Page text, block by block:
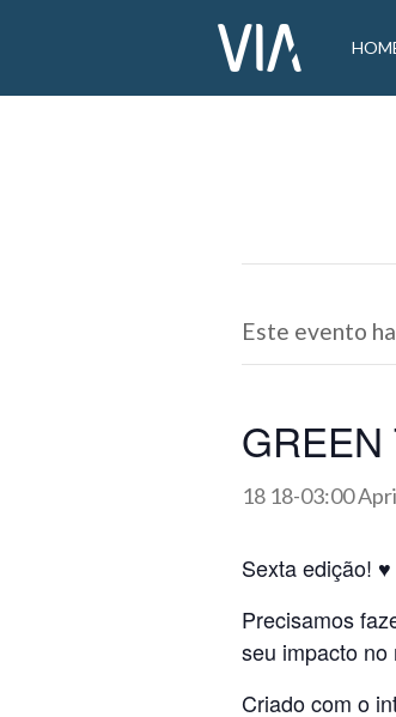
Este evento
GREEN
18 18-03:00
Sexta edição! ♥
Precisamos
seu impacto no
Criado com o